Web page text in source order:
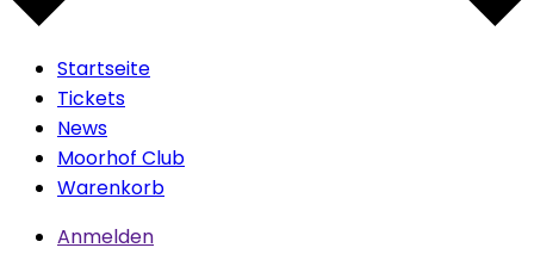
Startseite
Tickets
News
Moorhof Club
Warenkorb
Anmelden